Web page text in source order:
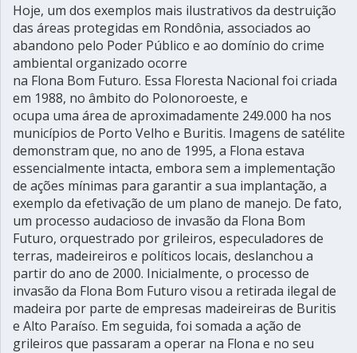
Hoje, um dos exemplos mais ilustrativos da destruição
das áreas protegidas em Rondônia, associados ao
abandono pelo Poder Público e ao domínio do crime
ambiental organizado ocorre
na Flona Bom Futuro. Essa Floresta Nacional foi criada
em 1988, no âmbito do Polonoroeste, e
ocupa uma área de aproximadamente 249.000 ha nos
municípios de Porto Velho e Buritis. Imagens de satélite
demonstram que, no ano de 1995, a Flona estava
essencialmente intacta, embora sem a implementação
de ações mínimas para garantir a sua implantação, a
exemplo da efetivação de um plano de manejo. De fato,
um processo audacioso de invasão da Flona Bom
Futuro, orquestrado por grileiros, especuladores de
terras, madeireiros e políticos locais, deslanchou a
partir do ano de 2000. Inicialmente, o processo de
invasão da Flona Bom Futuro visou a retirada ilegal de
madeira por parte de empresas madeireiras de Buritis
e Alto Paraíso. Em seguida, foi somada a ação de
grileiros que passaram a operar na Flona e no seu